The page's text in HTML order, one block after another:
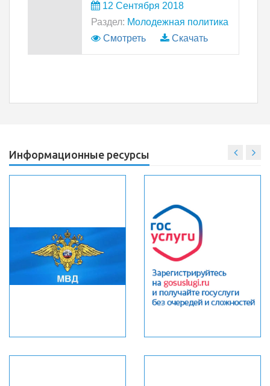
12 Сентября 2018
Раздел: Молодежная политика
Смотреть
Скачать
Информационные ресурсы